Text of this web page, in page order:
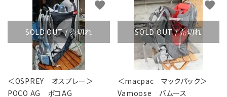
SOLD OUT / 売切れ
＜OSPREY オスプレー＞
POCO AG ポコAG
favorite
SOLD OUT / 売切れ
＜macpac マックパック＞
Vamoose バムース
favorite